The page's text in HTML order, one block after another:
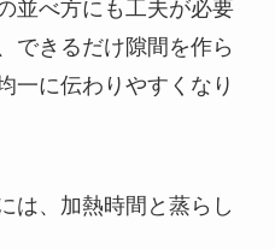
並べ方にも工夫が必要
できるだけ隙間を作ら
一に伝わりやすくなり
は、加熱時間と蒸らし